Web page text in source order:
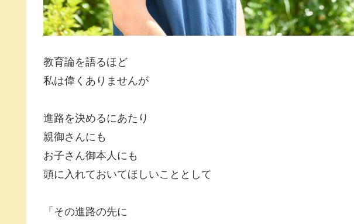
教育論を語るほど
私は偉くありませんが
進路を決めるにあたり
親御さんにも
お子さん御本人にも
頭に入れておいてほしいこととして
「その進路の先に